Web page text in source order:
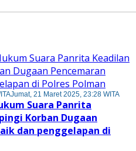
Jumat, 21 Maret 2025, 23:28 WITA
Suara Panrita
Korban Dugaan
dan penggelapan di